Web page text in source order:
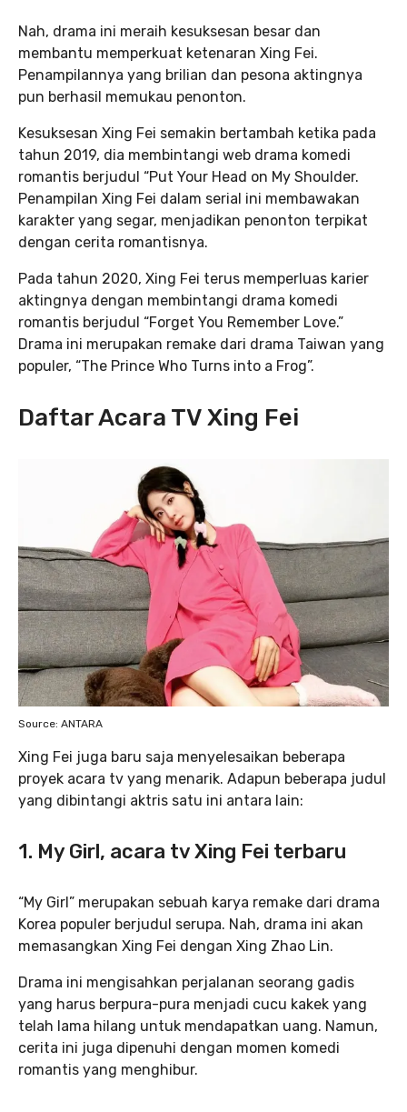
Nah, drama ini meraih kesuksesan besar dan
membantu memperkuat ketenaran Xing Fei.
Penampilannya yang brilian dan pesona aktingnya
pun berhasil memukau penonton.
Kesuksesan Xing Fei semakin bertambah ketika pada
tahun 2019, dia membintangi web drama komedi
romantis berjudul “Put Your Head on My Shoulder.
Penampilan Xing Fei dalam serial ini membawakan
karakter yang segar, menjadikan penonton terpikat
dengan cerita romantisnya.
Pada tahun 2020, Xing Fei terus memperluas karier
aktingnya dengan membintangi drama komedi
romantis berjudul “Forget You Remember Love.”
Drama ini merupakan remake dari drama Taiwan yang
populer, “The Prince Who Turns into a Frog”.
Daftar Acara TV Xing Fei
Source: ANTARA
Xing Fei juga baru saja menyelesaikan beberapa
proyek acara tv yang menarik. Adapun beberapa judul
yang dibintangi aktris satu ini antara lain:
1. My Girl, acara tv Xing Fei terbaru
“My Girl” merupakan sebuah karya remake dari drama
Korea populer berjudul serupa. Nah, drama ini akan
memasangkan Xing Fei dengan Xing Zhao Lin.
Drama ini mengisahkan perjalanan seorang gadis
yang harus berpura-pura menjadi cucu kakek yang
telah lama hilang untuk mendapatkan uang. Namun,
cerita ini juga dipenuhi dengan momen komedi
romantis yang menghibur.